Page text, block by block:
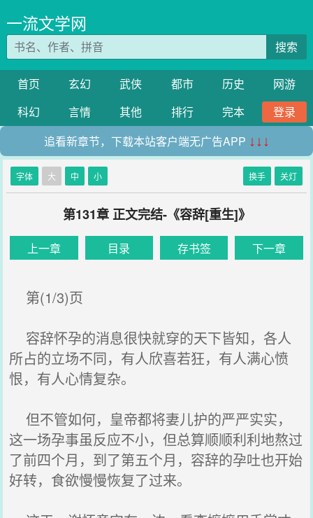
一流文学网
搜索
首页 玄幻 武侠 都市 历史
网游
科幻
言情 其他 排行 完本
登录
追看新章节，下载本站客户端无广告APP ↓↓↓
字体 大 中 小 换手 关灯
第131章 正文完结-《容辞[重生]》
上一章 目录 存书签 下一章
第(1/3)页
容辞怀孕的消息很快就穿的天下皆知，各人
所占的立场不同，有人欣喜若狂，有人满心愤
恨，有人心情复杂。
但不管如何，皇帝都将妻儿护的严严实实，
这一场孕事虽反应不小，但总算顺顺利利地熬过
了前四个月，到了第五个月，容辞的孕吐也开始
好转，食欲慢慢恢复了过来。